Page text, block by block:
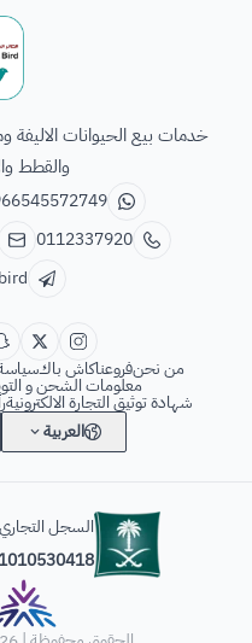
خدمات بيع الحيوانات الاليفة
والقطط
0112337920
من نحنفروعناكاش باك
معلومات الشحن و
شهادة توثيق التجارة الالكترونية
العربية
السجل التجاري